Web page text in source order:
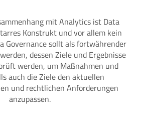
mit Analytics ist Data
Konstrukt und vor allem kein
Governance sollt als fortwährender
dessen Ziele und Ergebnisse
werden, um Maßnahmen und
auch die Ziele den aktuellen
und rechtlichen Anforderungen
anzupassen.